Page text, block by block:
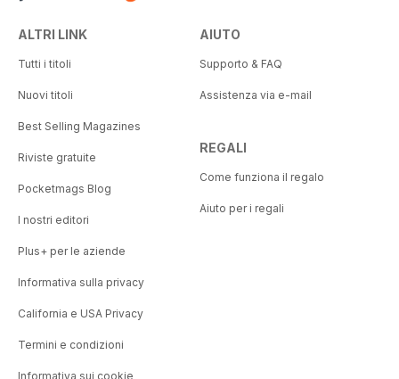
ALTRI LINK
Tutti i titoli
Nuovi titoli
Best Selling Magazines
Riviste gratuite
Pocketmags Blog
I nostri editori
Plus+ per le aziende
Informativa sulla privacy
California e USA Privacy
Termini e condizioni
Informativa sui cookie
AIUTO
Supporto & FAQ
Assistenza via e-mail
REGALI
Come funziona il regalo
Aiuto per i regali